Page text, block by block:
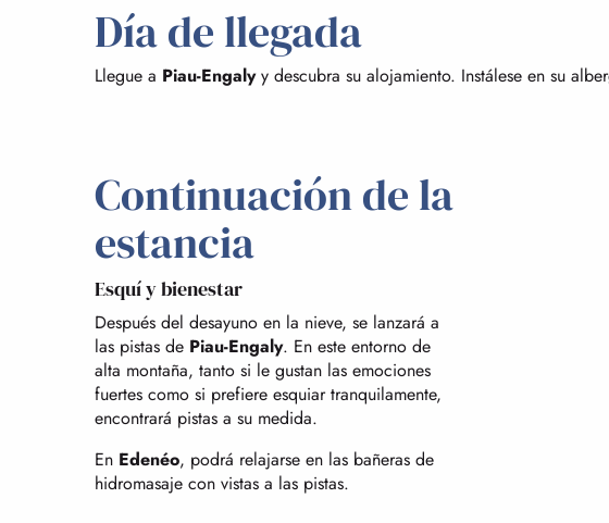
Día de llegada
Llegue a Piau-Engalyy descubra su alojamiento. Instálese en su
Continuación de la
estancia
Esquí y bienestar
Después del desayuno en la nieve, se lanzará a
las pistas de Piau-Engaly. En este entorno de
alta montaña, tanto si le gustan las emociones
fuertes como si prefiere esquiar tranquilamente,
encontrará pistas a su medida.
En Edenéo, podrá relajarse en las bañeras de
hidromasaje con vistas a las pistas.